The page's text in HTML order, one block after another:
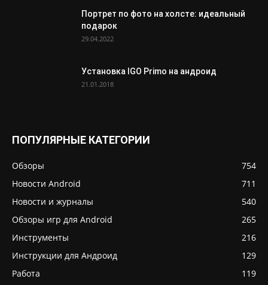
Портрет по фото на холсте: идеальный
подарок
29.04.2022
Установка IGO Primo на андроид
21.01.2018
ПОПУЛЯРНЫЕ КАТЕГОРИИ
Обзоры
754
Новости Android
711
Новости и журналы
540
Обзоры игр для Android
265
Инструменты
216
Инструкции для Андроид
129
Работа
119